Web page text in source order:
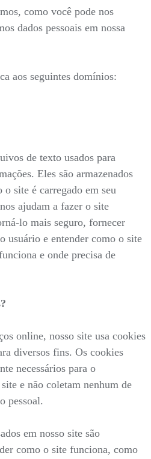
como você pode nos
dados pessoais em nossa
aos seguintes domínios:
de texto usados para
Eles são armazenados
site é carregado em seu
ajudam a fazer o site
lo mais seguro, fornecer
usuário e entender como o site
e onde precisa de
online, nosso site usa cookies
diversos fins. Os cookies
necessários para o
e não coletam nenhum de
pessoal.
em nosso site são
como o site funciona, como